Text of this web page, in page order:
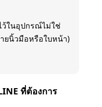
ในอุปกรณ์ไม่ใช่
ยนิ้วมือหรือใบหน้า)
ที่ต้องการ